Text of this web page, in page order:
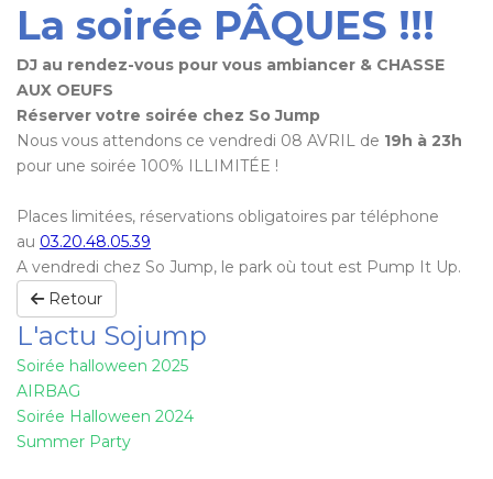
La soirée PÂQUES !!!
DJ au rendez-vous pour vous ambiancer & CHASSE
AUX OEUFS
Réserver votre soirée chez So Jump
Nous vous attendons ce vendredi 08 AVRIL de 19h à 23h
pour une soirée 100% ILLIMITÉE !
Places limitées, réservations obligatoires par téléphone
au 03.20.48.05.39
A vendredi chez So Jump, le park où tout est Pump It Up.
Retour
L'actu Sojump
Soirée halloween 2025
AIRBAG
Soirée Halloween 2024
Summer Party